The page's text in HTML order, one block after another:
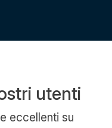
utenti
eccellenti su